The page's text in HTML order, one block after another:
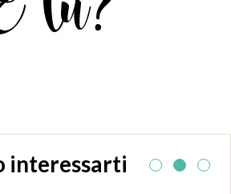
interessarti